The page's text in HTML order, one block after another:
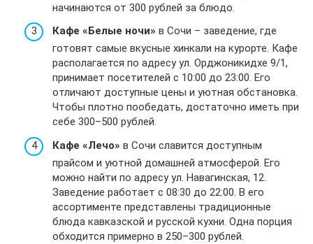
начинаются от 300 рублей за блюдо.
Кафе «Белые ночи» в Сочи – заведение, где
готовят самые вкусные хинкали на курорте. Кафе
располагается по адресу ул. Орджоникидхе 9/1,
принимает посетителей с 10:00 до 23:00. Его
отличают доступные цены и уютная обстановка.
Чтобы плотно пообедать, достаточно иметь при
себе 300–500 рублей.
Кафе «Лечо» в Сочи славится доступным
прайсом и уютной домашней атмосферой. Его
можно найти по адресу ул. Навагинская, 12.
Заведение работает с 08:30 до 22:00. В его
ассортименте представлены традиционные
блюда кавказской и русской кухни. Одна порция
обходится примерно в 250–300 рублей.